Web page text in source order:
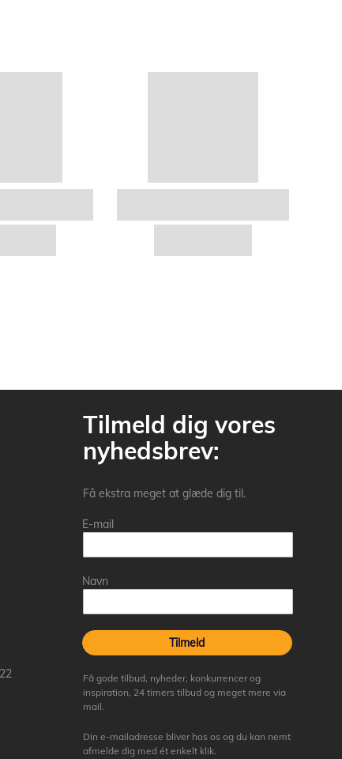
Tilmeld dig vores
nyhedsbrev:
Få ekstra meget at glæde dig til.
E-mail
Navn
Tilmeld
Få gode tilbud, nyheder, konkurrencer og
inspiration, 24 timers tilbud og meget mere via
mail.
Din e-mailadresse bliver hos os og du kan nemt
afmelde dig med ét enkelt klik.